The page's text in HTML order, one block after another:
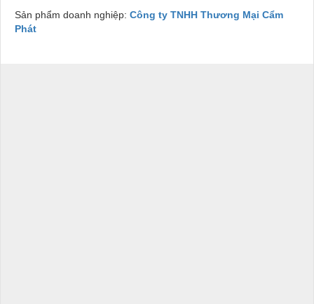
Sản phẩm doanh nghiệp: Công ty TNHH Thương Mại Cẩm
Phát